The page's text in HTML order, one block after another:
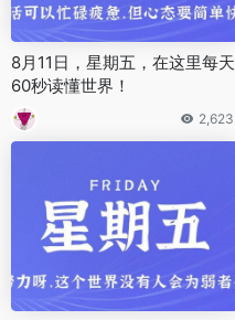
8月11日，星期五，在这里每天
60秒读懂世界！
2,623